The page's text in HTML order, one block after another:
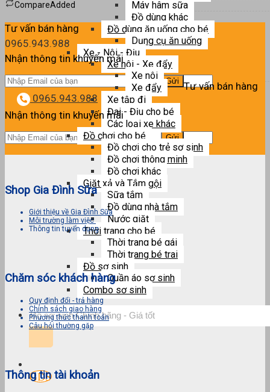
Máy hâm sữa
Đồ dùng khác
Đồ dùng ăn uống cho bé
Dụng cụ ăn uống
Xe - Nôi - Địu
Xe nôi - Xe đẩy
Xe nôi
Xe đẩy
Xe tập đi
Đai - Địu cho bé
Các loại xe khác
Đồ chơi cho bé
Đồ chơi cho trẻ sơ sinh
Đồ chơi thông minh
Đồ chơi khác
Giặt xả và Tắm gội
Sữa tắm
Đồ dùng nhà tắm
Nước giặt
Thời trang cho bé
Thời trang bé gái
Thời trang bé trai
Đồ sơ sinh
Quần áo sơ sinh
Combo sơ sinh
Tìm
kiếm:
CompareAdded
Tư vấn bán hàng
0965.943.988
Nhận thông tin khuyến mãi
Tư vấn bán hàng
0965.943.988
Nhận thông tin khuyến mãi
Shop Gia Đình Sữa
Giới thiệu về Gia Đình Sữa
Môi trường làm việc
Thông tin tuyển dụng
Chăm sóc khách hàng
Quy định đổi - trả hàng
Chính sách giao hàng
Phương thức thanh toán
Câu hỏi thường gặp
Thông tin tài khoản